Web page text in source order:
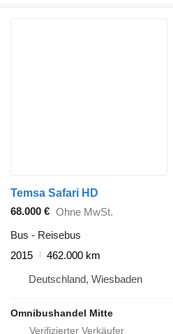
Temsa Safari HD
68.000 € Ohne MwSt.
Bus - Reisebus
2015
462.000 km
Deutschland, Wiesbaden
Omnibushandel Mitte